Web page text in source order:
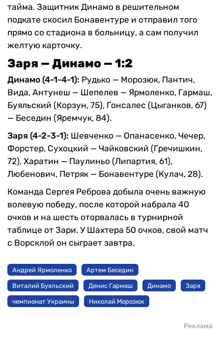
тайма. Защитник Динамо в решительном
подкате скосил Бонавентуре и отправил того
прямо со стадиона в больницу, а сам получил
желтую карточку.
Заря — Динамо — 1:2
Динамо (4-1-4-1): Рудько — Морозюк, Пантич,
Вида, Антунеш — Шепелев — Ярмоленко, Гармаш,
Буяльский (Корзун, 75), Гонсалес (Цыганков, 67)
— Беседин (Яремчук, 84).
Заря (4-2-3-1): Шевченко — Опанасенко, Чечер,
Форстер, Сухоцкий — Чайковский (Гречишкин,
72), Харатин — Паулиньо (Липартия, 61),
Любенович, Петряк — Бонавентуре (Кулач, 28).
Команда Сергея Реброва добыла очень важную
волевую победу, после которой набрала 40
очков и на шесть оторвалась в турнирной
таблице от Зари. У Шахтера 50 очков, свой матч
с Ворсклой он сыграет завтра.
Андрей Ярмоленко Артем Беседин
Виталий Буяльский Денис Гармаш Динамо Заря
чемпионат Украины Николай Морозюк
Реклама